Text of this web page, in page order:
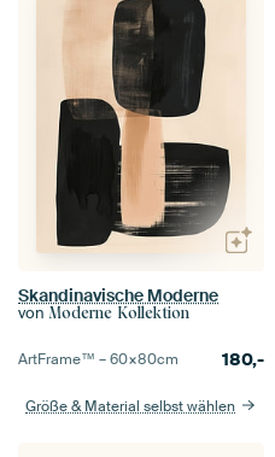
Skandinavische Moderne
von Moderne Kollektion
ArtFrame™ –60×80cm 180,-
Größe & Material selbst wählen